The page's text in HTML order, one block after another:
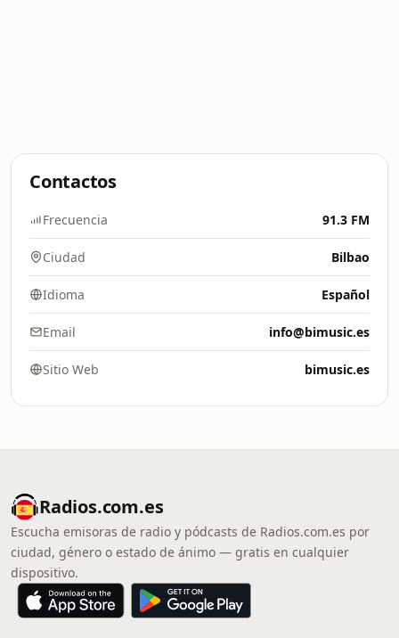
Contactos
Frecuencia 91.3 FM
Ciudad Bilbao
Idioma Español
Email info@bimusic.es
Sitio Web bimusic.es
Radios.com.es
Escucha emisoras de radio y pódcasts de Radios.com.es por
ciudad, género o estado de ánimo — gratis en cualquier
dispositivo.